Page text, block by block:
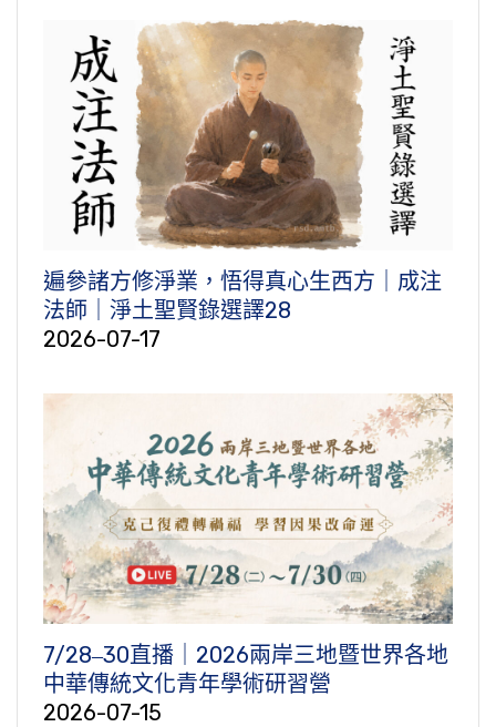
遍參諸方修淨業，悟得真心生西方｜成注
法師｜淨土聖賢錄選譯28
2026-07-17
7/28‒30直播｜2026兩岸三地暨世界各地
中華傳統文化青年學術研習營
2026-07-15